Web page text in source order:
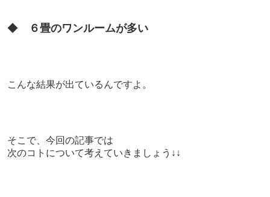
◆ ６畳のワンルームが多い
こんな結果が出ているんですよ。
そこで、今回の記事では
次のコトについて考えていきましょう↓↓